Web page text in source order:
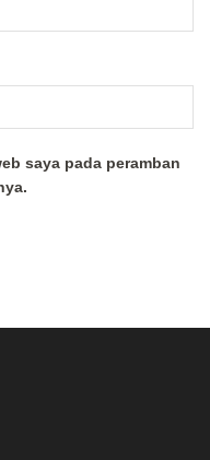
saya pada peramban